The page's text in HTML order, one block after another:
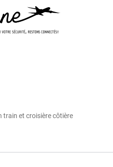
train et croisière côtière